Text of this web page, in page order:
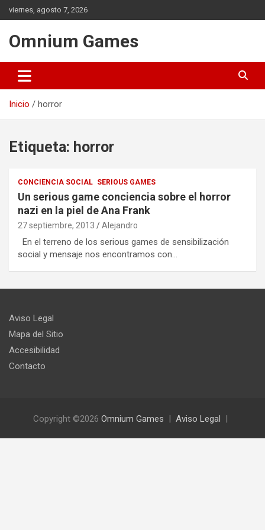
Saltar
al
viernes, agosto 7, 2026
Omnium Games
Inicio horror
Etiqueta: horror
CONCIENCIA SOCIAL SERIOUS GAMES
Un serious game conciencia sobre el horror
nazi en la piel de Ana Frank
27 septiembre, 2013 Alejandro
En el terreno de los serious games de sensibilización
social y mensaje nos encontramos con…
Aviso Legal
Mapa del Sitio
Accesibilidad
Contacto
Copyright ©2026 Omnium Games Aviso Legal